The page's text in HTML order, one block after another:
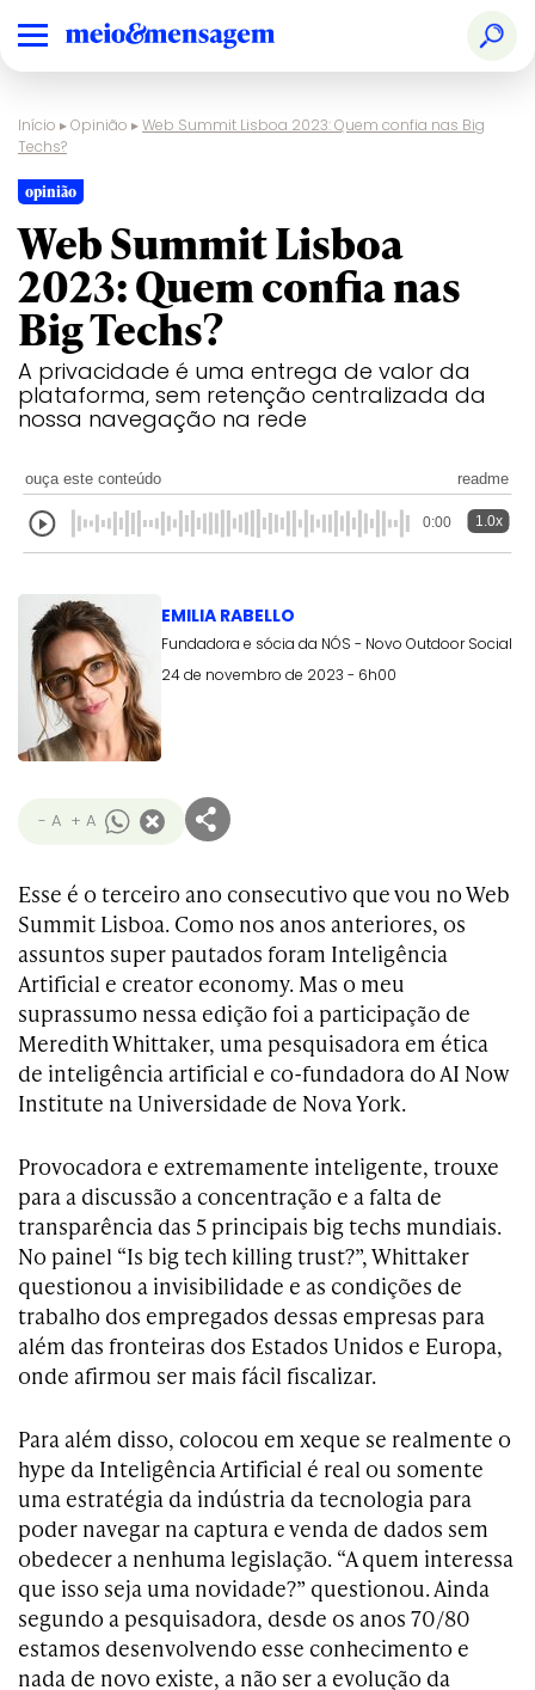
Início ▸Opinião ▸Web Summit Lisboa 2023: Quem confia nas Big
Techs?
opinião
Web Summit Lisboa
2023: Quem confia nas
Big Techs?
A privacidade é uma entrega de valor da
plataforma, sem retenção centralizada da
nossa navegação na rede
ouça este conteúdo readme
0:00 1.0x
EMILIA RABELLO
Fundadora e sócia da NÓS - Novo Outdoor Social
24 de novembro de 2023 - 6h00
- A + A
Esse é o terceiro ano consecutivo que vou no Web
Summit Lisboa. Como nos anos anteriores, os
assuntos super pautados foram Inteligência
Artificial e creator economy. Mas o meu
suprassumo nessa edição foi a participação de
Meredith Whittaker, uma pesquisadora em ética
de inteligência artificial e co-fundadora do AI Now
Institute na Universidade de Nova York.
Provocadora e extremamente inteligente, trouxe
para a discussão a concentração e a falta de
transparência das 5 principais big techs mundiais.
No painel “Is big tech killing trust?”, Whittaker
questionou a invisibilidade e as condições de
trabalho dos empregados dessas empresas para
além das fronteiras dos Estados Unidos e Europa,
onde afirmou ser mais fácil fiscalizar.
Para além disso, colocou em xeque se realmente o
hype da Inteligência Artificial é real ou somente
uma estratégia da indústria da tecnologia para
poder navegar na captura e venda de dados sem
obedecer a nenhuma legislação. “A quem interessa
que isso seja uma novidade?” questionou. Ainda
segundo a pesquisadora, desde os anos 70/80
estamos desenvolvendo esse conhecimento e
nada de novo existe, a não ser a evolução da